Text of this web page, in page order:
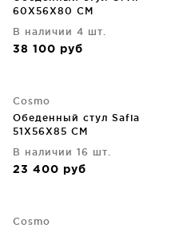
60X56X80 CM
В наличии 4 шт.
38 100 руб
Cosmo
Обеденный стул Safia
51X56X85 CM
В наличии 16 шт.
23 400 руб
Cosmo